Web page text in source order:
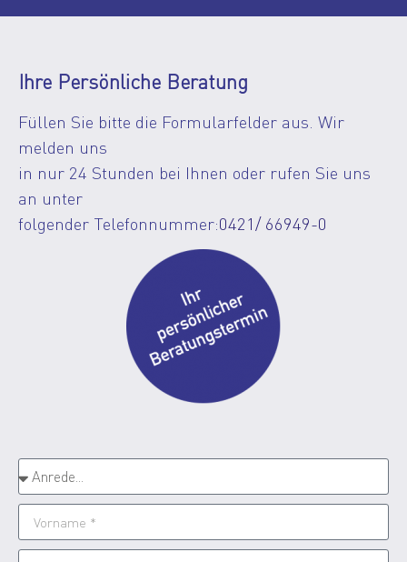
Ihre Persönliche Beratung
Füllen Sie bitte die Formularfelder aus. Wir
melden uns
in nur 24 Stunden bei Ihnen oder rufen Sie uns
an unter
folgender Telefonnummer:0421/ 66949-0